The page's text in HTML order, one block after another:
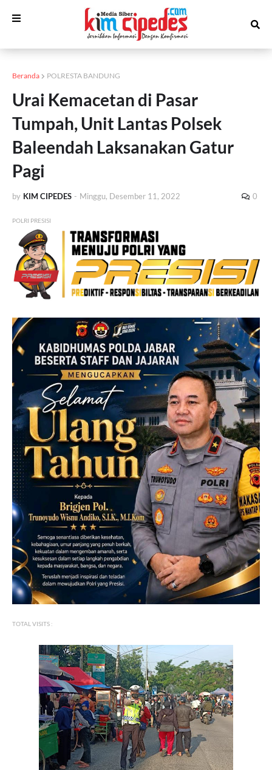
Beranda POLRESTA BANDUNG
Urai Kemacetan di Pasar
Tumpah, Unit Lantas Polsek
Baleendah Laksanakan Gatur
Pagi
by KIM CIPEDES - Minggu, Desember 11, 2022 0
POLRI PRESISI
TOTAL VISITS :